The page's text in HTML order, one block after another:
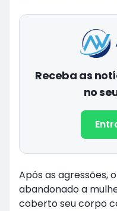
Receba as
no
Após as agressões,
abandonado a
coberto seu corpo